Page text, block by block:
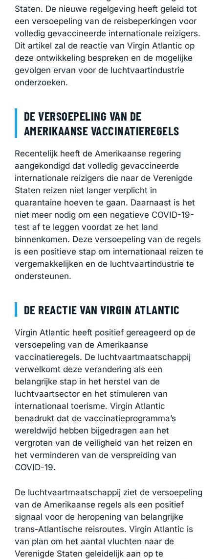
Staten. De nieuwe regelgeving heeft geleid tot
een versoepeling van de reisbeperkingen voor
volledig gevaccineerde internationale reizigers.
Dit artikel zal de reactie van Virgin Atlantic op
deze ontwikkeling bespreken en de mogelijke
gevolgen ervan voor de luchtvaartindustrie
onderzoeken.
DE VERSOEPELING VAN DE
AMERIKAANSE VACCINATIEREGELS
Recentelijk heeft de Amerikaanse regering
aangekondigd dat volledig gevaccineerde
internationale reizigers die naar de Verenigde
Staten reizen niet langer verplicht in
quarantaine hoeven te gaan. Daarnaast is het
niet meer nodig om een negatieve COVID-19-
test af te leggen voordat ze het land
binnenkomen. Deze versoepeling van de regels
is een positieve stap om internationaal reizen te
vergemakkelijken en de luchtvaartindustrie te
ondersteunen.
DE REACTIE VAN VIRGIN ATLANTIC
Virgin Atlantic heeft positief gereageerd op de
versoepeling van de Amerikaanse
vaccinatieregels. De luchtvaartmaatschappij
verwelkomt deze verandering als een
belangrijke stap in het herstel van de
luchtvaartsector en het stimuleren van
internationaal toerisme. Virgin Atlantic
benadrukt dat de vaccinatieprogramma’s
wereldwijd hebben bijgedragen aan het
vergroten van de veiligheid van het reizen en
het verminderen van de verspreiding van
COVID-19.
De luchtvaartmaatschappij ziet de versoepeling
van de Amerikaanse regels als een positief
signaal voor de heropening van belangrijke
trans-Atlantische reisroutes. Virgin Atlantic is
van plan om het aantal vluchten naar de
Verenigde Staten geleidelijk aan op te